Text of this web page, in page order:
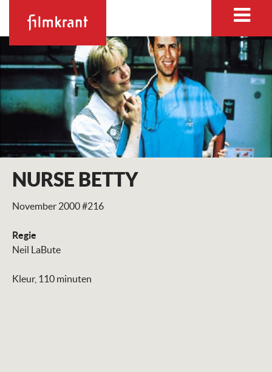
NURSE BETTY
November 2000 #216
Regie
Neil LaBute
Kleur, 110 minuten